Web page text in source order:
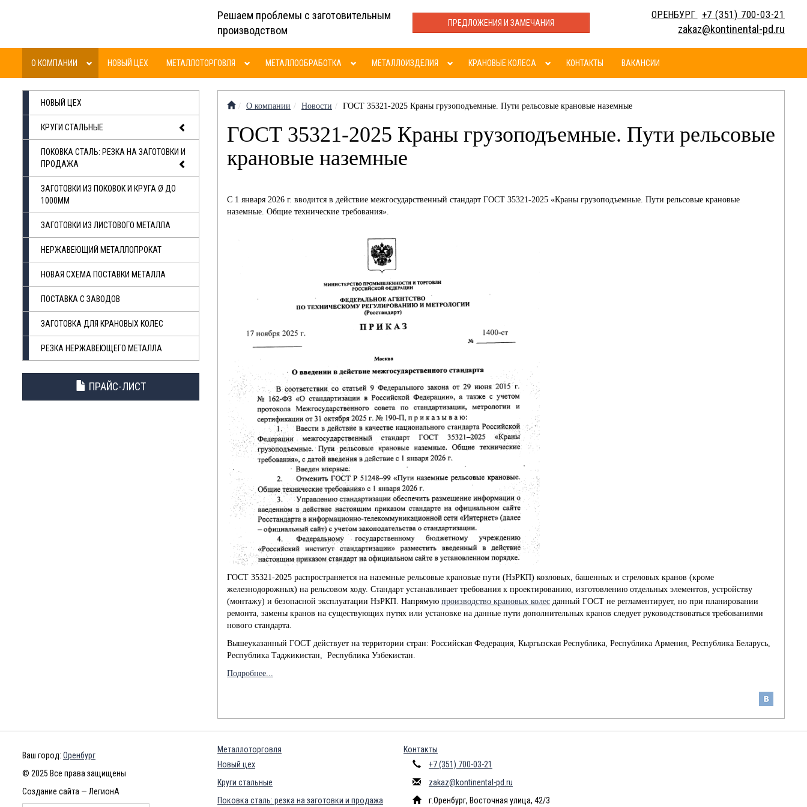
Решаем проблемы с заготовительным
производством
ПРЕДЛОЖЕНИЯ И ЗАМЕЧАНИЯ
ОРЕНБУРГ +7 (351) 700-03-21
zakaz@kontinental-pd.ru
О КОМПАНИИ НОВЫЙ ЦЕХ МЕТАЛЛОТОРГОВЛЯ МЕТАЛЛООБРАБОТКА МЕТАЛЛОИЗДЕЛИЯ КРАНОВЫЕ КОЛЕСА КОНТАКТЫ ВАКАНСИИ
НОВЫЙ ЦЕХ
КРУГИ СТАЛЬНЫЕ
ПОКОВКА СТАЛЬ: РЕЗКА НА ЗАГОТОВКИ И
ПРОДАЖА
ЗАГОТОВКИ ИЗ ПОКОВОК И КРУГА Ø ДО
1000ММ
ЗАГОТОВКИ ИЗ ЛИСТОВОГО МЕТАЛЛА
НЕРЖАВЕЮЩИЙ МЕТАЛЛОПРОКАТ
НОВАЯ СХЕМА ПОСТАВКИ МЕТАЛЛА
ПОСТАВКА С ЗАВОДОВ
ЗАГОТОВКА ДЛЯ КРАНОВЫХ КОЛЕС
РЕЗКА НЕРЖАВЕЮЩЕГО МЕТАЛЛА
ПРАЙС-ЛИСТ
О компании Новости ГОСТ 35321-2025 Краны грузоподъемные. Пути рельсовые крановые наземные
ГОСТ 35321-2025 Краны грузоподъемные. Пути рельсовые
крановые наземные
С 1 января 2026 г. вводится в действие межгосударственный стандарт ГОСТ 35321-2025 «Краны грузоподъемные. Пути рельсовые крановые
наземные. Общие технические требования».
ГОСТ 35321-2025 распространяется на наземные рельсовые крановые пути (НзРКП) козловых, башенных и стреловых кранов (кроме
железнодорожных) на рельсовом ходу. Стандарт устанавливает требования к проектированию, изготовлению отдельных элементов, устройству
(монтажу) и безопасной эксплуатации НзРКП. Напрямую производство крановых колес данный ГОСТ не регламентирует, но при планировании
ремонта, замены кранов на существующих путях или установке на данные пути дополнительных кранов следует руководствоваться требованиями
нового стандарта.
Вышеуказанный ГОСТ действует на территории стран: Российская Федерация, Кыргызская Республика, Республика Армения, Республика Беларусь,
Республика Таджикистан, Республика Узбекистан.
Подробнее...
Ваш город: Оренбург
© 2025 Все права защищены
Создание сайта — ЛегионА
Металлоторговля
Новый цех
Круги стальные
Поковка сталь: резка на заготовки и продажа
Контакты
+7 (351) 700-03-21
zakaz@kontinental-pd.ru
г.Оренбург, Восточная улица, 42/3